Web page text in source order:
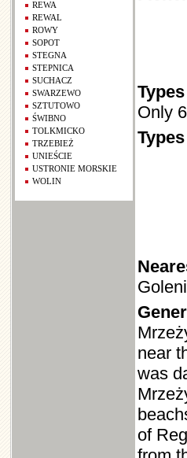
REWA
REWAL
ROWY
SOPOT
STEGNA
STEPNICA
SUCHACZ
SWARZEWO
SZTUTOWO
ŚWIBNO
TOLKMICKO
TRZEBIEŻ
UNIEŚCIE
USTRONIE MORSKIE
WOLIN
Only
near
was
of